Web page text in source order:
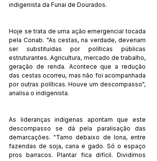
indigenista da Funai de Dourados.
Hoje se trata de uma ação emergencial tocada
pela Conab. "As cestas, na verdade, deveriam
ser substituídas por políticas públicas
estruturantes. Agricultura, mercado de trabalho,
geração de renda. Acontece que a redução
das cestas ocorreu, mas não foi acompanhada
por outras políticas. Houve um descompasso",
analisa o indigenista.
As lideranças indígenas apontam que este
descompasso se dá pela paralisação das
demarcações. "Tamo debaixo de lona, entre
fazendas de soja, cana e gado. Só o espaço
pros barracos. Plantar fica difícil. Dividimos